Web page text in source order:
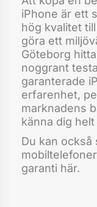
iPhone är ett
hög kvalitet
göra ett
Göteborg
noggrant
garanterade
erfarenhet,
marknadens
känna dig
Du kan också
garanti här.